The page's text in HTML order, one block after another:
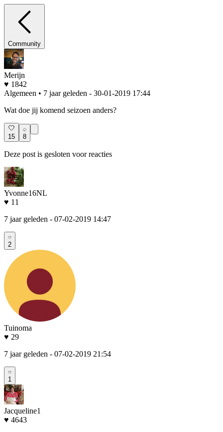
Community
Merijn
♥ 1842
Algemeen • 7 jaar geleden - 30-01-2019 17:44
Wat doe jij komend seizoen anders?
15 8
Deze post is gesloten voor reacties
Yvonne16NL
♥ 11
7 jaar geleden - 07-02-2019 14:47
2
Tuinoma
♥ 29
7 jaar geleden - 07-02-2019 21:54
1
Jacqueline1
♥ 4643